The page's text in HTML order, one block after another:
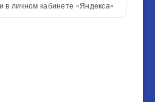
в личном кабинете «Яндекса»